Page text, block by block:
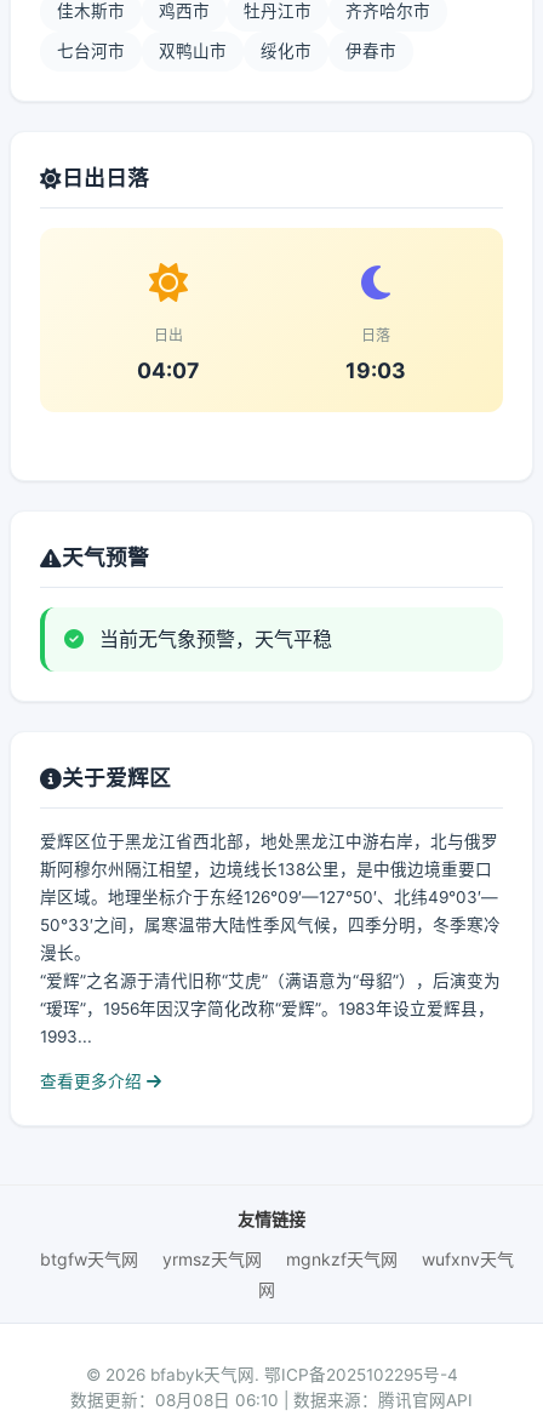
佳木斯市 鸡西市 牡丹江市 齐齐哈尔市
七台河市 双鸭山市 绥化市 伊春市
日出日落
日出
04:07
日落
19:03
天气预警
当前无气象预警，天气平稳
关于爱辉区
爱辉区位于黑龙江省西北部，地处黑龙江中游右岸，北与俄罗
斯阿穆尔州隔江相望，边境线长138公里，是中俄边境重要口
岸区域。地理坐标介于东经126°09′—127°50′、北纬49°03′—
50°33′之间，属寒温带大陆性季风气候，四季分明，冬季寒冷
漫长。
“爱辉”之名源于清代旧称“艾虎”（满语意为“母貂”），后演变为
“瑷珲”，1956年因汉字简化改称“爱辉”。1983年设立爱辉县，
1993...
查看更多介绍
友情链接
btgfw天气网
yrmsz天气网 mgnkzf天气网
wufxnv天气
网
© 2026 bfabyk天气网. 鄂ICP备2025102295号-4
数据更新：08月08日 06:10 | 数据来源：腾讯官网API